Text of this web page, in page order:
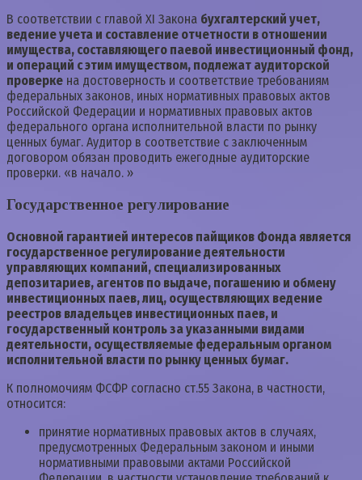
В соответствии с главой XI Закона бухгалтерский учет,
ведение учета и составление отчетности в отношении
имущества, составляющего паевой инвестиционный фонд,
и операций с этим имуществом, подлежат аудиторской
проверке на достоверность и соответствие требованиям
федеральных законов, иных нормативных правовых актов
Российской Федерации и нормативных правовых актов
федерального органа исполнительной власти по рынку
ценных бумаг. Аудитор в соответствие с заключенным
договором обязан проводить ежегодные аудиторские
проверки. «в начало. »
Государственное регулирование
Основной гарантией интересов пайщиков Фонда является
государственное регулирование деятельности
управляющих компаний, специализированных
депозитариев, агентов по выдаче, погашению и обмену
инвестиционных паев, лиц, осуществляющих ведение
реестров владельцев инвестиционных паев, и
государственный контроль за указанными видами
деятельности, осуществляемые федеральным органом
исполнительной власти по рынку ценных бумаг.
К полномочиям ФСФР согласно ст.55 Закона, в частности,
относится:
принятие нормативных правовых актов в случаях,
предусмотренных Федеральным законом и иными
нормативными правовыми актами Российской